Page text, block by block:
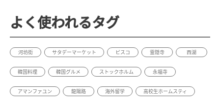
よく使われるタグ
河坊街 サタデーマーケット ピスコ 霊隠寺 西湖
韓国料理 韓国グルメ ストックホルム 永福寺
アマンファユン 龍陽路 海外留学 高校生ホームスティ